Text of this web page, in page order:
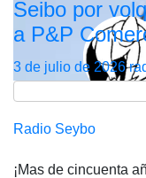
Seibo por
a P&P
3 de julio de 2026
Radio Seybo
¡Mas de cincuenta